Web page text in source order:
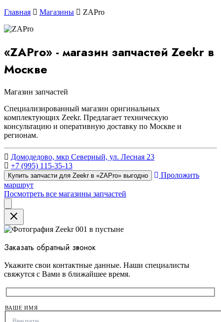
Главная
Магазины ZAPro
«ZAPro» - магазин запчастей Zeekr в
Москве
Магазин запчастей
Специализированный магазин оригинальных
комплектующих Zeekr. Предлагает техническую
консультацию и оперативную доставку по Москве и
регионам.
Домодедово, мкр Северный, ул. Лесная 23
+7 (995) 115-35-13
Купить запчасти для Zeekr в «ZAPro» выгодно
Проложить
маршрут
Посмотреть все магазины запчастей
Close
Заказать обратный звонок
Укажите свои контактные данные. Наши специалисты
свяжутся с Вами в ближайшее время.
ВАШЕ ИМЯ